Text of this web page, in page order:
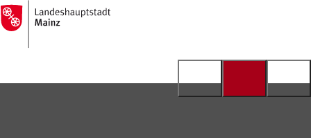
Przejdź do treści
Do
strony
głównej